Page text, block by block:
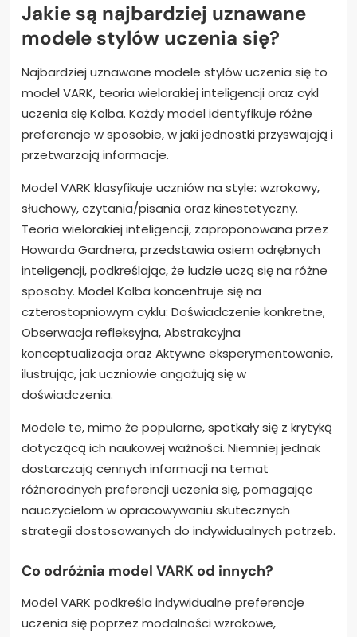
Jakie są najbardziej uznawane
modele stylów uczenia się?
Najbardziej uznawane modele stylów uczenia się to
model VARK, teoria wielorakiej inteligencji oraz cykl
uczenia się Kolba. Każdy model identyfikuje różne
preferencje w sposobie, w jaki jednostki przyswajają i
przetwarzają informacje.
Model VARK klasyfikuje uczniów na style: wzrokowy,
słuchowy, czytania/pisania oraz kinestetyczny.
Teoria wielorakiej inteligencji, zaproponowana przez
Howarda Gardnera, przedstawia osiem odrębnych
inteligencji, podkreślając, że ludzie uczą się na różne
sposoby. Model Kolba koncentruje się na
czterostopniowym cyklu: Doświadczenie konkretne,
Obserwacja refleksyjna, Abstrakcyjna
konceptualizacja oraz Aktywne eksperymentowanie,
ilustrując, jak uczniowie angażują się w
doświadczenia.
Modele te, mimo że popularne, spotkały się z krytyką
dotyczącą ich naukowej ważności. Niemniej jednak
dostarczają cennych informacji na temat
różnorodnych preferencji uczenia się, pomagając
nauczycielom w opracowywaniu skutecznych
strategii dostosowanych do indywidualnych potrzeb.
Co odróżnia model VARK od innych?
Model VARK podkreśla indywidualne preferencje
uczenia się poprzez modalności wzrokowe,